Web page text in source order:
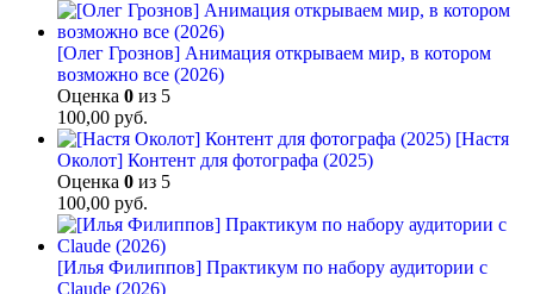
[Олег Грознов] Анимация открываем мир, в котором
возможно все (2026)
Оценка 0 из 5
100,00 руб.
[Настя
Околот] Контент для фотографа (2025)
Оценка 0 из 5
100,00 руб.
[Илья Филиппов] Практикум по набору аудитории с
Claude (2026)